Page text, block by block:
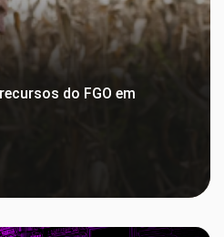
do FGO em